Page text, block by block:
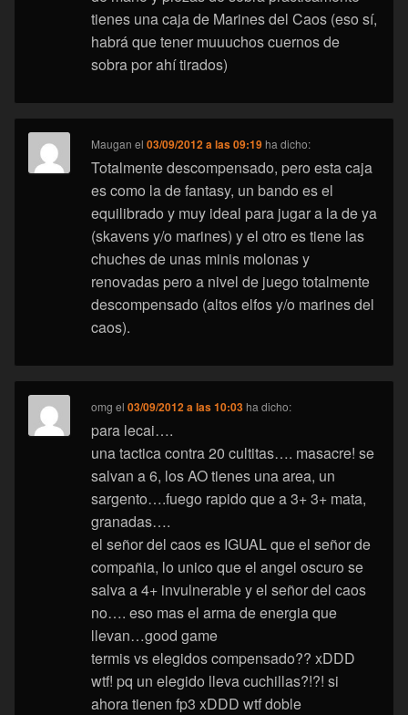
tienes una caja de Marines del Caos (eso sí,
habrá que tener muuuchos cuernos de
sobra por ahí tirados)
Maugan el03/09/2012 a las 09:19 ha dicho:
Totalmente descompensado, pero esta caja
es como la de fantasy, un bando es el
equilibrado y muy ideal para jugar a la de ya
(skavens y/o marines) y el otro es tiene las
chuches de unas minis molonas y
renovadas pero a nivel de juego totalmente
descompensado (altos elfos y/o marines del
caos).
omg el03/09/2012 a las 10:03 ha dicho:
para lecai….
una tactica contra 20 cultitas…. masacre! se
salvan a 6, los AO tienes una area, un
sargento….fuego rapido que a 3+ 3+ mata,
granadas….
el señor del caos es IGUAL que el señor de
compañia, lo unico que el angel oscuro se
salva a 4+ invulnerable y el señor del caos
no…. eso mas el arma de energia que
llevan…good game
termis vs elegidos compensado?? xDDD
wtf! pq un elegido lleva cuchillas?!?! si
ahora tienen fp3 xDDD wtf doble